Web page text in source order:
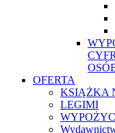
OFERTA
KSIĄŻKA
LEGIMI